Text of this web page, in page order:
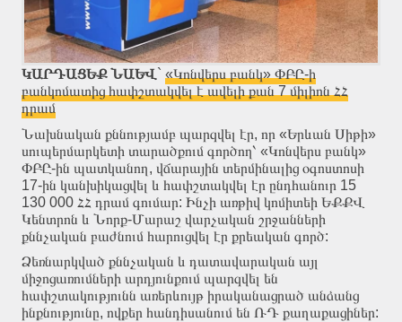
ԿԱՐԴԱՑԵՔ ՆԱԵՎ ` «Կոնվերս բանկ» ՓԲԸ-ի
բանկոմատից հափշտակվել է ավելի քան 7 միլիոն ՀՀ
դրամ
Նախնական քննությամբ պարզվել էր, որ «Երևան Սիթի»
սուպերմարկետի տարածքում գործող՝ «Կոնվերս բանկ»
ՓԲԸ-ին պատկանող, վճարային տերմինալից օգոստոսի
17-ին կանխիկացվել և հափշտակվել էր ընդհանուր 15
130 000 ՀՀ դրամ գումար: Ինչի առթիվ կոմիտեի ԵՔՔՎ
Կենտրոն և Նորք-Մարաշ վարչական շրջանների
քննչական բաժնում հարուցվել էր քրեական գործ:
Ձեռնարկված քննչական և դատավարական այլ
միջոցառումների արդյունքում պարզվել են
հափշտակությունն առերևույթ իրականացրած անձանց
ինքնությունը, ովքեր հանդիսանում են ՌԴ քաղաքացիներ: